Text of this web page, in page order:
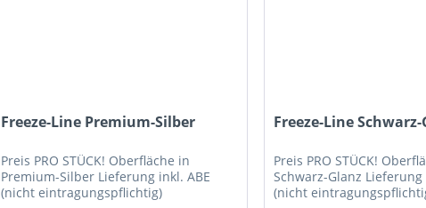
Freeze-Line Premium-Silber
Preis PRO STÜCK! Oberfläche in
Premium-Silber Lieferung inkl. ABE
(nicht eintragungspflichtig)
Freeze-Line
Preis PRO STÜCK!
Schwarz-Glanz Lieferung
(nicht